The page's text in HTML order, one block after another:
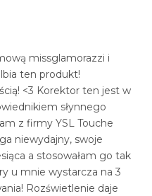
missglamorazzi i
ten produkt!
<3 Korektor ten jest w
słynnego
z firmy YSL Touche
niewydajny, swoje
a stosowałam go tak
u mnie wystarcza na 3
Rozświetlenie daje